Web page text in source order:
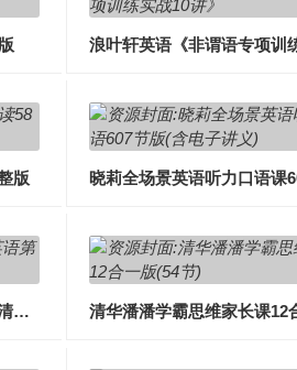
版
雪梨老师新概念英语第二册超清完整版(96课时)